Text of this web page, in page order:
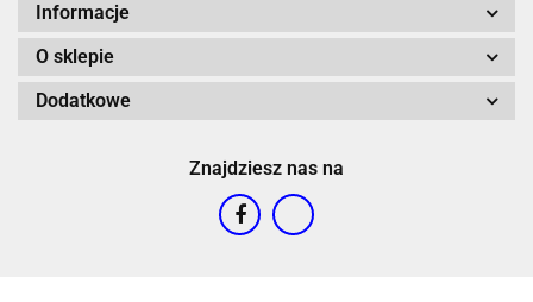
Informacje
O sklepie
Dodatkowe
Znajdziesz nas na